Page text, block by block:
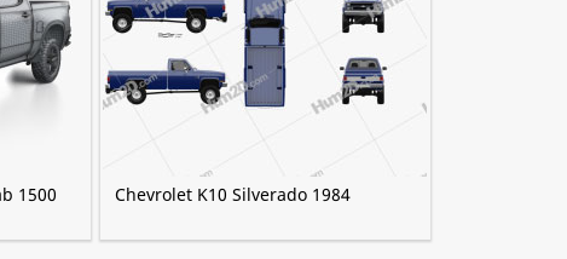
1500
Chevrolet K10 Silverado 1984